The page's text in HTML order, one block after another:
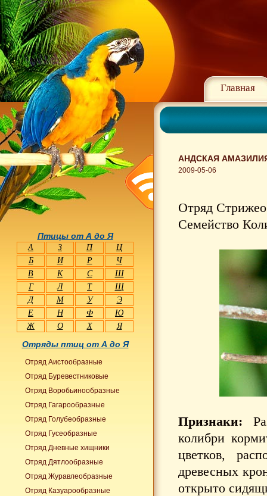
Главная
АНДСКАЯ АМАЗИЛИЯ
2009-05-06
Отряд
Семейство
Признаки:
колибри
цветков,
древесных
открыто
Птицы от А до Я
А З П
Ц
Б
И Р
Ч
В
К С
Ш
Г
Л Т
Щ
Д
М У
Э
Е
Н Ф
Ю
Ж
О Х Я
Отряды птиц от А до Я
Отряд Аистообразные
Отряд Буревестниковые
Отряд Воробьинообразные
Отряд Гагарообразные
Отряд Голубеобразные
Отряд Гусеобразные
Отряд Дневные хищники
Отряд Дятлообразные
Отряд Журавлеобразные
Отряд Казуарообразные